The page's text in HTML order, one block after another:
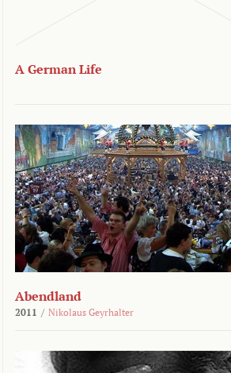
A German Life
Abendland
2011 / Nikolaus Geyrhalter